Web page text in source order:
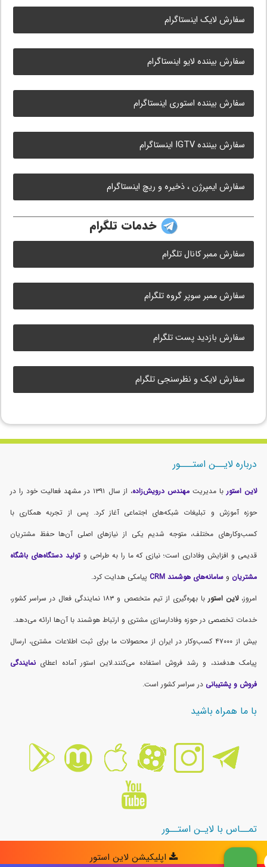
سفارش لایک اینستاگرام
سفارش بیننده لایو اینستاگرام
سفارش بیننده استوری اینستاگرام
سفارش بیننده IGTV اینستاگرام
سفارش ایمپرژن ، ذخیره و ریچ اینستاگرام
خدمات تلگرام
سفارش ممبر کانال تلگرام
سفارش ممبر سوپر گروه تلگرام
سفارش بازدید پست تلگرام
سفارش لایک و نظرسنجی تلگرام